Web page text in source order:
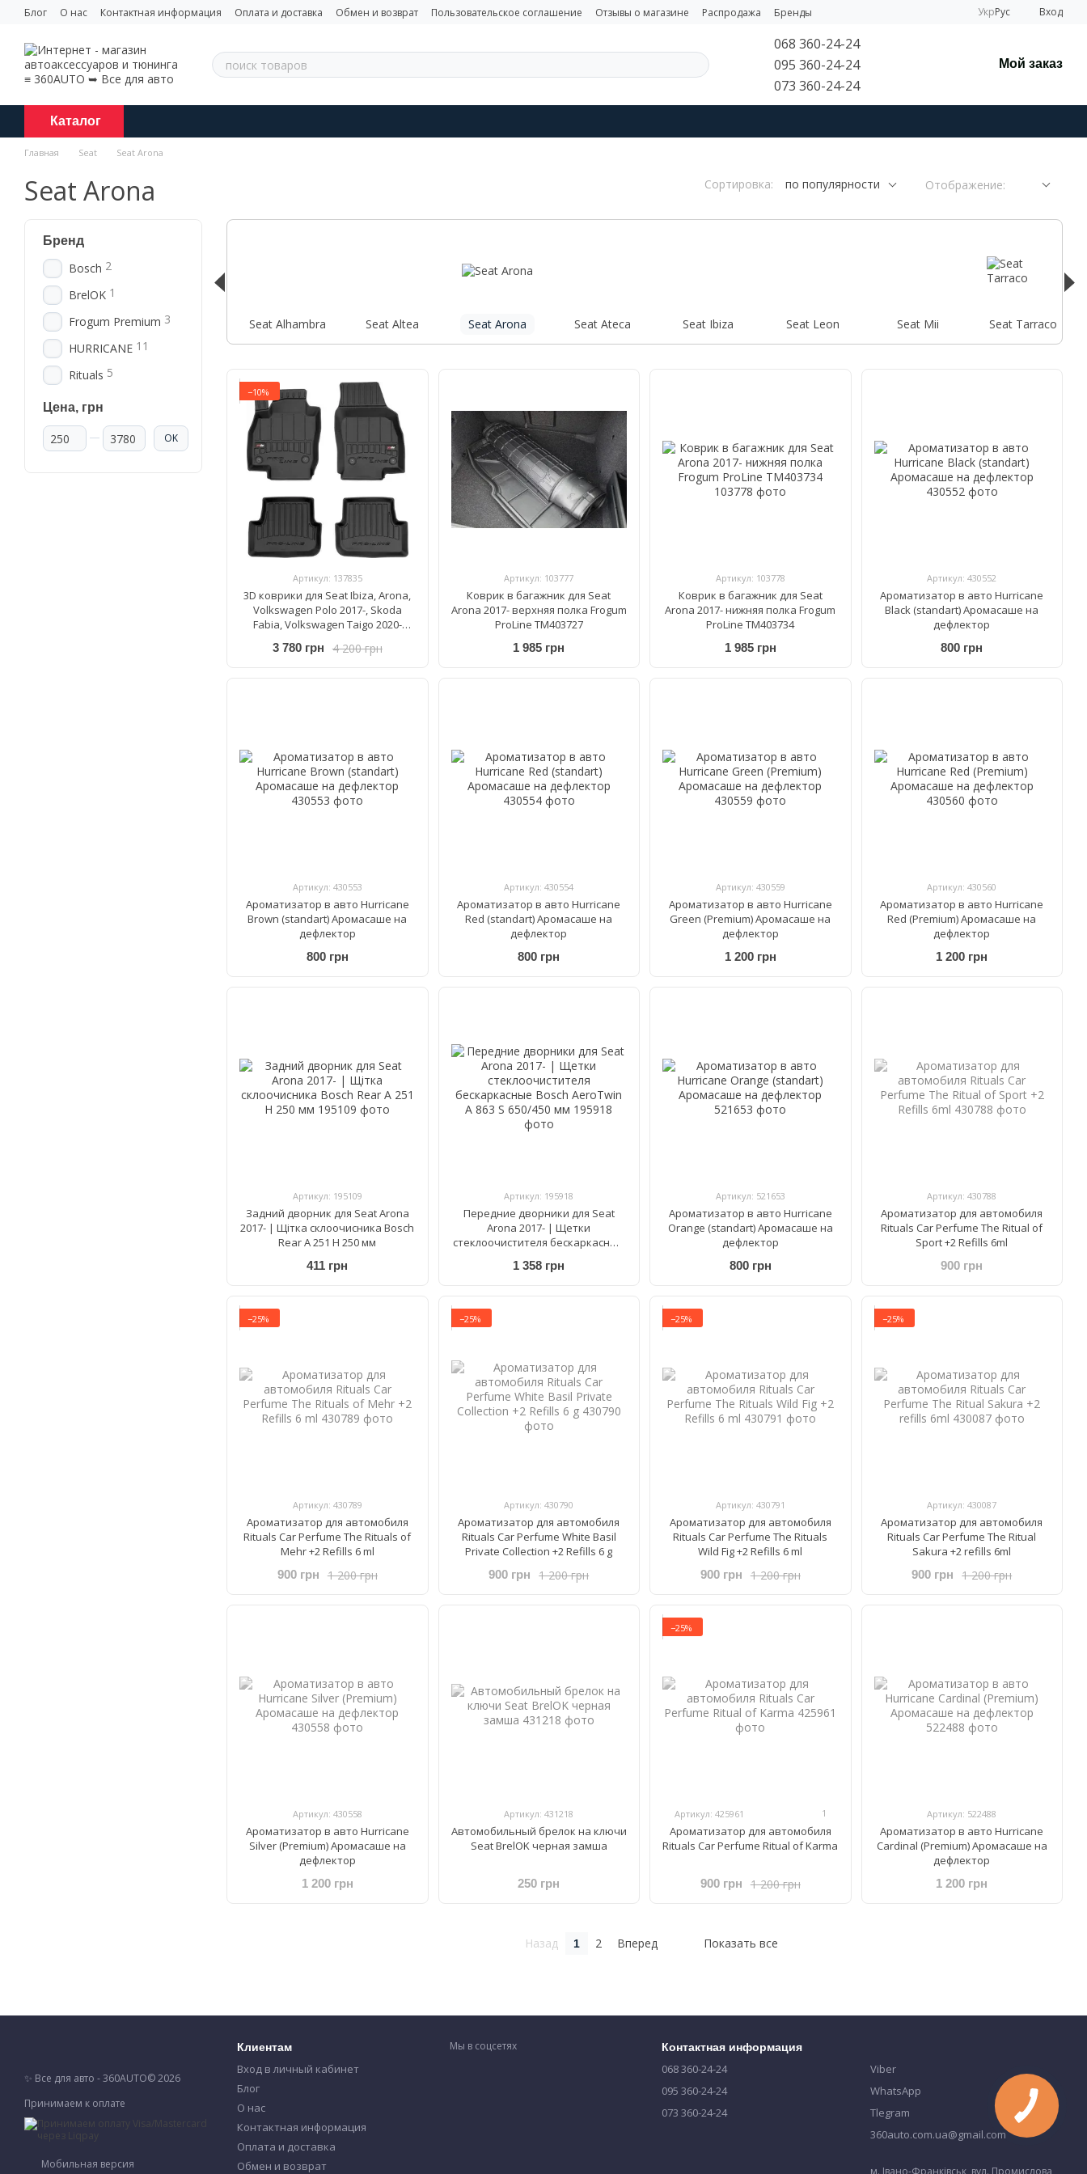
Перейти к основному контенту
Блог О нас Контактная информация Оплата и доставка Обмен и возврат Пользовательское соглашение Отзывы о магазине Распродажа Бренды УкрРус Вход
068 360-24-24
095 360-24-24
073 360-24-24
Мой заказ
Каталог
Главная Seat Seat Arona
Seat Arona Сортировка: по популярности Отображение:
Seat Alhambra Seat Altea Seat Arona Seat Ateca Seat Ibiza Seat Leon Seat Mii Seat Tarraco
−10%
Артикул: 137835
3D коврики для Seat Ibiza, Arona,
Volkswagen Polo 2017-, Skoda
Fabia, Volkswagen Taigo 2020-
4 200 грн
3 780 грн
Артикул: 103777
Коврик в багажник для Seat
Arona 2017- верхняя полка Frogum
ProLine TM403727
1 985 грн
Артикул: 103778
Коврик в багажник для Seat
Arona 2017- нижняя полка Frogum
ProLine TM403734
1 985 грн
Артикул: 430552
Ароматизатор в авто Hurricane
Black (standart) Аромасаше на
дефлектор
800 грн
Артикул: 430553
Ароматизатор в авто Hurricane
Brown (standart) Аромасаше на
дефлектор
800 грн
Артикул: 430554
Ароматизатор в авто Hurricane
Red (standart) Аромасаше на
дефлектор
800 грн
Артикул: 430559
Ароматизатор в авто Hurricane
Green (Premium) Аромасаше на
дефлектор
1 200 грн
Артикул: 430560
Ароматизатор в авто Hurricane
Red (Premium) Аромасаше на
дефлектор
1 200 грн
Артикул: 195109
Задний дворник для Seat Arona
2017- | Щітка склоочисника Bosch
Rear A 251 H 250 мм
411 грн
Артикул: 195918
Передние дворники для Seat
Arona 2017- | Щетки
стеклоочистителя бескаркасные
1 358 грн
Артикул: 521653
Ароматизатор в авто Hurricane
Orange (standart) Аромасаше на
дефлектор
800 грн
Артикул: 430788
Ароматизатор для автомобиля
Rituals Car Perfume The Ritual of
Sport +2 Refills 6ml
900 грн
−25%
Артикул: 430789
Ароматизатор для автомобиля
Rituals ​Car Perfume The Rituals of
Mehr +2 Refills 6 ml
1 200 грн
900 грн
−25%
Артикул: 430790
Ароматизатор для автомобиля
Rituals ​Car Perfume ​White Basil
Private Collection +2 Refills 6 g
1 200 грн
900 грн
−25%
Артикул: 430791
Ароматизатор для автомобиля
Rituals ​Car Perfume The Rituals
Wild Fig +2 Refills 6 ml
1 200 грн
900 грн
−25%
Артикул: 430087
Ароматизатор для автомобиля
Rituals ​Car Perfume The Ritual
Sakura +2 refills 6ml
1 200 грн
900 грн
Артикул: 430558
Ароматизатор в авто Hurricane
Silver (Premium) Аромасаше на
дефлектор
1 200 грн
Артикул: 431218
Автомобильный брелок на ключи
Seat BrelOK черная замша
250 грн
−25%
Артикул: 425961 1
Ароматизатор для автомобиля
Rituals Car Perfume Ritual of Karma
1 200 грн
900 грн
Артикул: 522488
Ароматизатор в авто Hurricane
Cardinal (Premium) Аромасаше на
дефлектор
1 200 грн
Назад 1 2 Вперед Показать все
Бренд
Bosch 2
BrelOK 1
Frogum Premium 3
HURRICANE 11
Rituals 5
Цена, грн
От Цена, грн
До Цена, грн OK
✨ Все для авто - 360AUTO© 2026
Принимаем к оплате
Мобильная версия
Клиентам
Вход в личный кабинет
Блог
О нас
Контактная информация
Оплата и доставка
Обмен и возврат
Мы в соцсетях Контактная информация
068 360-24-24
095 360-24-24
073 360-24-24
Viber
WhatsApp
Tlegram
360auto.com.ua@gmail.com